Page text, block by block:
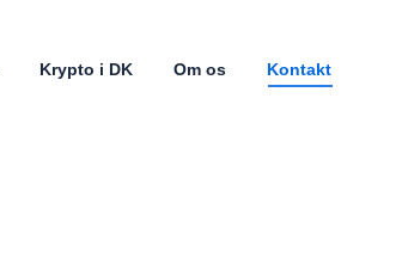
Krypto i DK Om os Kontakt